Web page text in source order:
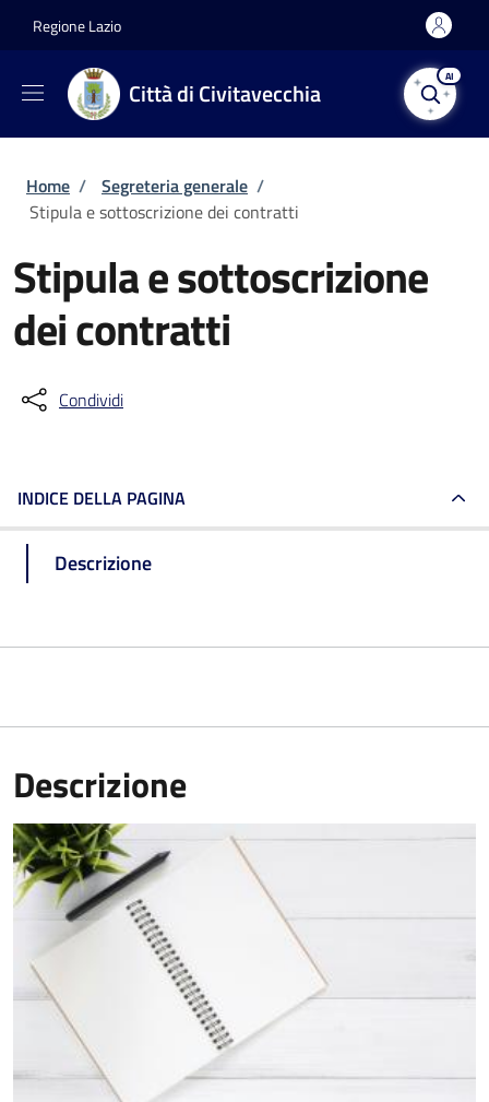
Regione Lazio
Città di Civitavecchia
AI
Briciole di pane
Home / Segreteria generale /
Stipula e sottoscrizione dei contratti
Stipula e sottoscrizione
dei contratti
Condividi
INDICE DELLA PAGINA
Descrizione
Descrizione